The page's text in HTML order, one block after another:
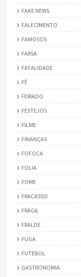
FAKE NEWS
FALECIMENTO
FAMOSOS
FARSA
FATALIDADE
FÉ
FERIADO
FESTEJOS
FILME
FINANÇAS
FOFOCA
FOLIA
FOME
FRACASSO
FRÁGIL
FRALDE
FUGA
FUTEBOL
GASTRONOMIA